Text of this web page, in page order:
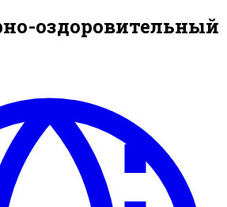
оздоровительный